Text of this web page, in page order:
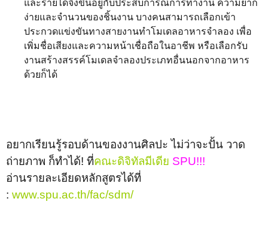
และรายได้จึงขึ้นอยู่กับประสบการณ์การทำงาน ความยาก
ง่ายและจำนวนของชิ้นงาน บางคนสามารถเลือกเข้า
ประกวดแข่งขันทางสายงานทำโมเดลอาหารจำลอง เพื่อ
เพิ่มชื่อเสียงและความหน้าเชื่อถือในอาชีพ หรือเลือกรับ
งานสร้างสรรค์โมเดลจำลองประเภทอื่นนอกจากอาหาร
ด้วยก็ได้
อยากเรียนรู้รอบด้านของงานศิลปะ ไม่ว่าจะปั้น วาด
ถ่ายภาพ ก็ทำได้! ที่คณะดิจิทัลมีเดีย SPU!!!
อ่านรายละเอียดหลักสูตรได้ที่
: www.spu.ac.th/fac/sdm/